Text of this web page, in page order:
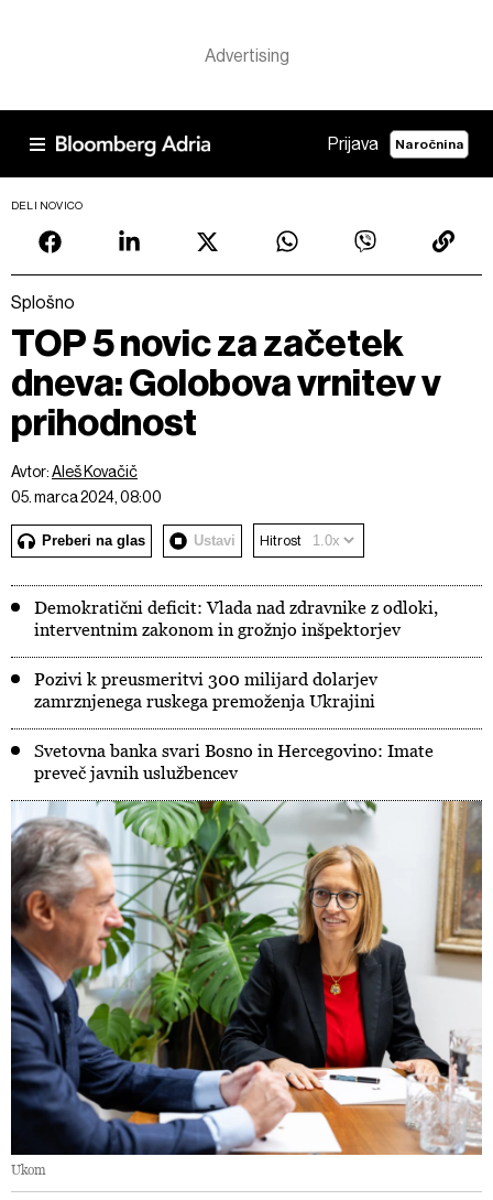
Prijava Naročnina
DELI NOVICO
Splošno
TOP 5 novic za začetek
dneva: Golobova vrnitev v
prihodnost
Avtor:Aleš Kovačič
05. marca 2024, 08:00
Preberi na glas Ustavi Hitrost
Demokratični deficit: Vlada nad zdravnike z odloki,
interventnim zakonom in grožnjo inšpektorjev
Pozivi k preusmeritvi 300 milijard dolarjev
zamrznjenega ruskega premoženja Ukrajini
Svetovna banka svari Bosno in Hercegovino: Imate
preveč javnih uslužbencev
Ukom